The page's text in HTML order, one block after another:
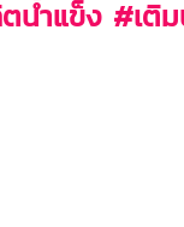
น้ำแข็ง #เติ